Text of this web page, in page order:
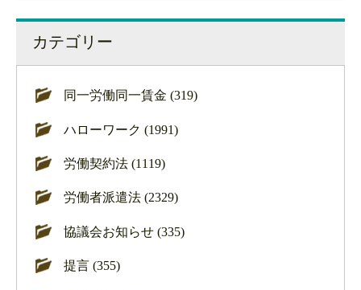
カテゴリー
同一労働同一賃金 (319)
ハローワーク (1991)
労働契約法 (1119)
労働者派遣法 (2329)
協議会お知らせ (335)
提言 (355)